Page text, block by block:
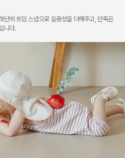
단에 트임 스냅으로 실용성을 더해주고, 단독은
니다.